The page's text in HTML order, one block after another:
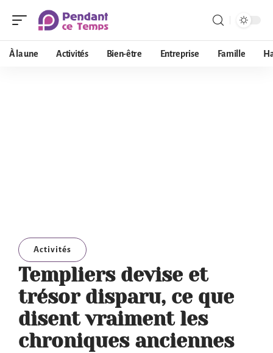
À la une Activités Bien-être Entreprise Famille
Activités
Templiers devise et
trésor disparu, ce que
disent vraiment les
chroniques anciennes